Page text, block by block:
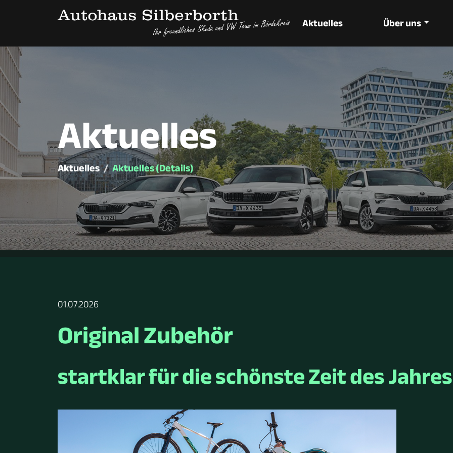
Aktuelles Über uns
Aktuelles
Aktuelles Aktuelles (Details)
01.07.2026
Original Zubehör
startklar für die schönste Zeit des